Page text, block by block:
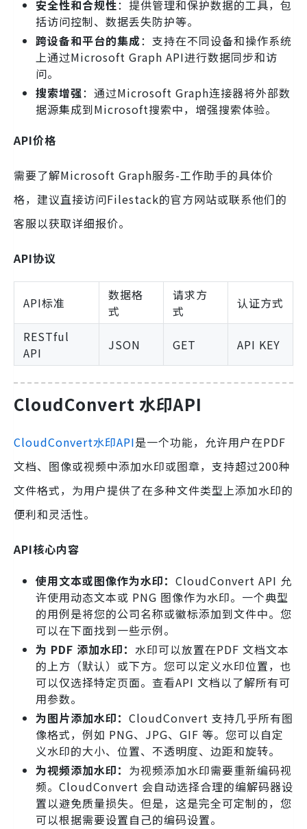
安全性和合规性：提供管理和保护数据的工具，包
括访问控制、数据丢失防护等。
跨设备和平台的集成：支持在不同设备和操作系统
上通过Microsoft Graph API进行数据同步和访
问。
搜索增强：通过Microsoft Graph连接器将外部数
据源集成到Microsoft搜索中，增强搜索体验。
API价格
需要了解Microsoft Graph服务-工作助手的具体价
格，建议直接访问Filestack的官方网站或联系他们的
客服以获取详细报价。
API协议
API标准
数据格
式
请求方
式
认证方式
RESTful
API
JSON GET API KEY
CloudConvert 水印API
CloudConvert水印API是一个功能，允许用户在PDF
文档、图像或视频中添加水印或图章，支持超过200种
文件格式，为用户提供了在多种文件类型上添加水印的
便利和灵活性。
API核心内容
使用文本或图像作为水印： CloudConvert API 允
许使用动态文本或 PNG 图像作为水印。一个典型
的用例是将您的公司名称或徽标添加到文件中。您
可以在下面找到一些示例。
为 PDF 添加水印： 水印可以放置在PDF 文档文本
的上方（默认）或下方。您可以定义水印位置，也
可以仅选择特定页面。查看API 文档以了解所有可
用参数。
为图片添加水印： CloudConvert 支持几乎所有图
像格式，例如 PNG、JPG、GIF 等。您可以自定
义水印的大小、位置、不透明度、边距和旋转。
为视频添加水印： 为视频添加水印需要重新编码视
频。CloudConvert 会自动选择合理的编解码器设
置以避免质量损失。但是，这是完全可定制的，您
可以根据需要设置自己的编码设置。